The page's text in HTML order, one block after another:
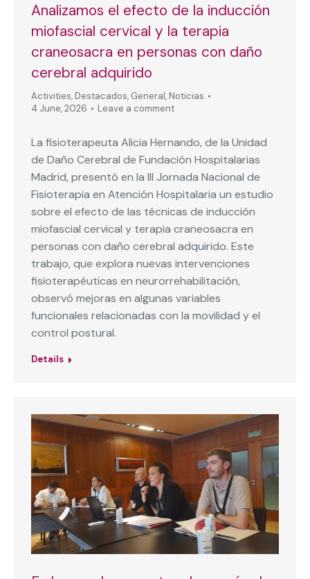
Analizamos el efecto de la inducción
miofascial cervical y la terapia
craneosacra en personas con daño
cerebral adquirido
Activities, Destacados, General, Noticias
4 June, 2026
Leave a comment
La fisioterapeuta Alicia Hernando, de la Unidad
de Daño Cerebral de Fundación Hospitalarias
Madrid, presentó en la III Jornada Nacional de
Fisioterapia en Atención Hospitalaria un estudio
sobre el efecto de las técnicas de inducción
miofascial cervical y terapia craneosacra en
personas con daño cerebral adquirido. Este
trabajo, que explora nuevas intervenciones
fisioterapéuticas en neurorrehabilitación,
observó mejoras en algunas variables
funcionales relacionadas con la movilidad y el
control postural.
Details